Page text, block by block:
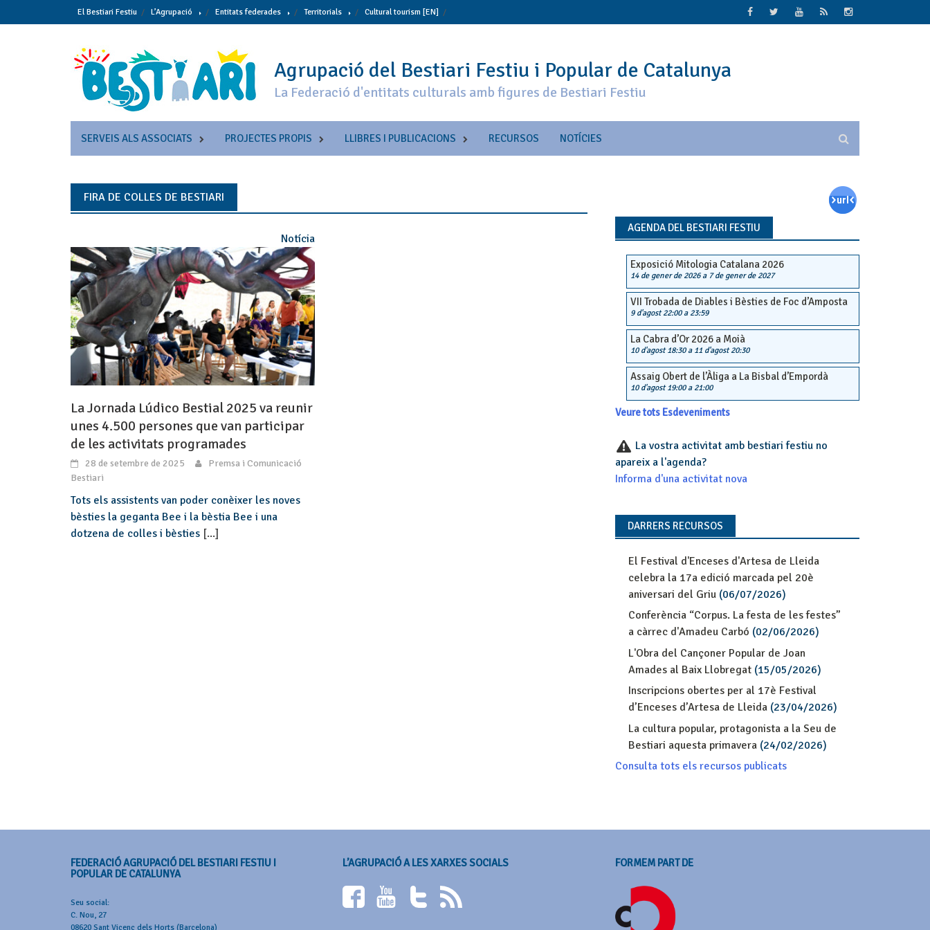
to
El Bestiari Festiu L’Agrupació Entitats federades Territorials Cultural tourism [EN]
Agrupació del Bestiari Festiu i Popular de Catalunya
La Federació d'entitats culturals amb figures de Bestiari Festiu
SERVEIS ALS ASSOCIATS PROJECTES PROPIS LLIBRES I PUBLICACIONS RECURSOS NOTÍCIES
FIRA DE COLLES DE BESTIARI
Notícia
La Jornada Lúdico Bestial 2025 va reunir
unes 4.500 persones que van participar
de les activitats programades
28 de setembre de 2025
Premsa i Comunicació
Bestiari
Tots els assistents van poder conèixer les noves
bèsties la geganta Bee i la bèstia Bee i una
dotzena de colles i bèsties [...]
AGENDA DEL BESTIARI FESTIU
Exposició Mitologia Catalana 2026
14 de gener de 2026a 7 de gener de 2027
VII Trobada de Diables i Bèsties de Foc d’Amposta
9 d'agost 22:00a 23:59
La Cabra d’Or 2026 a Moià
10 d'agost 18:30a 11 d'agost 20:30
Assaig Obert de l’Àliga a La Bisbal d’Empordà
10 d'agost 19:00a 21:00
Veure tots Esdeveniments
La vostra activitat amb bestiari festiu no
apareix a l'agenda?
Informa d'una activitat nova
DARRERS RECURSOS
El Festival d'Enceses d'Artesa de Lleida
celebra la 17a edició marcada pel 20è
aniversari del Griu(06/07/2026)
Conferència “Corpus. La festa de les festes”
a càrrec d'Amadeu Carbó (02/06/2026)
L'Obra del Cançoner Popular de Joan
Amades al Baix Llobregat(15/05/2026)
Inscripcions obertes per al 17è Festival
d’Enceses d’Artesa de Lleida(23/04/2026)
La cultura popular, protagonista a la Seu de
Bestiari aquesta primavera(24/02/2026)
Consulta tots els recursos publicats
FEDERACIÓ AGRUPACIÓ DEL BESTIARI FESTIU I
POPULAR DE CATALUNYA
Seu social:
C. Nou, 27
08620 Sant Vicenç dels Horts (Barcelona)
L’AGRUPACIÓ A LES XARXES SOCIALS FORMEM PART DE